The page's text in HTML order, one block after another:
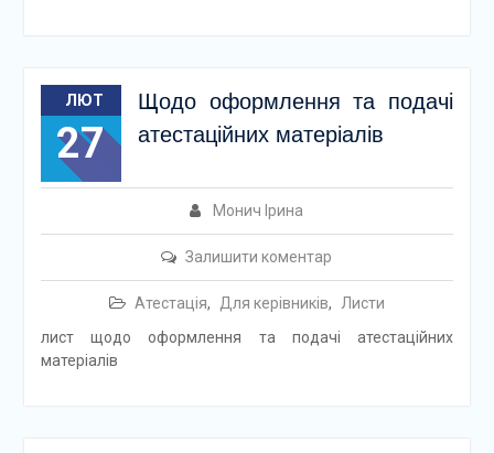
ЛЮТ
27
Щодо оформлення та подачі
атестаційних матеріалів
Монич Ірина
Залишити коментар
Атестація, Для керівників,
Листи
лист щодо оформлення та подачі атестаційних
матеріалів